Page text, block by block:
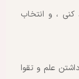
کنی ، و انتخاب
علم و تقوا